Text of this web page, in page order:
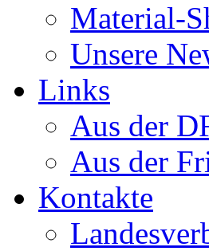
Material-
Unsere
Links
Aus der
Aus der
Kontakte